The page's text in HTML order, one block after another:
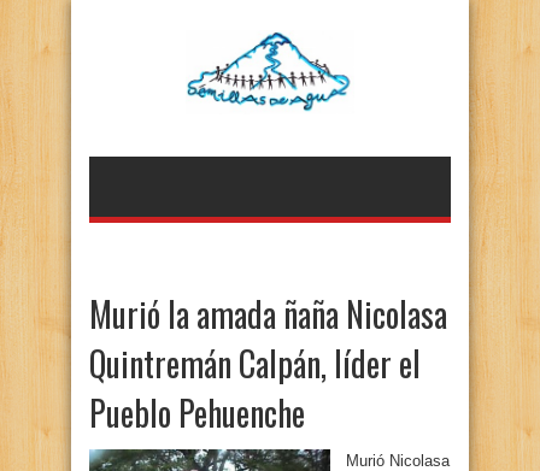
Murió la amada ñaña Nicolasa
Quintremán Calpán, líder el
Pueblo Pehuenche
Murió Nicolasa